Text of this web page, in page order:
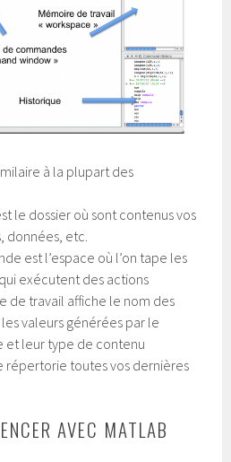
à la plupart des
le dossier où sont contenus vos
données, etc.
est l’espace où l’on tape les
exécutent des actions
de travail affiche le nom des
valeurs générées par le
et leur type de contenu
répertorie toutes vos dernières
AVEC MATLAB